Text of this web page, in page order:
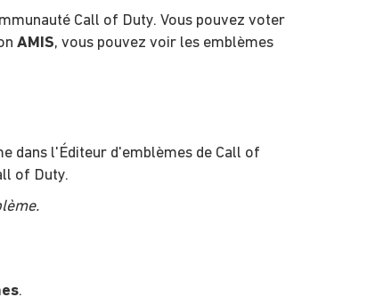
Call of Duty. Vous pouvez voter
AMIS, vous pouvez voir les emblèmes
dans l'Éditeur d'emblèmes de Call of
of Duty.
.